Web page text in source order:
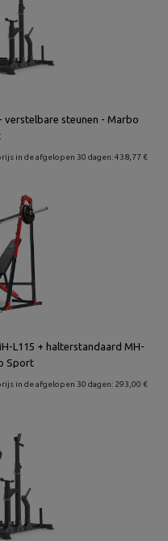
verstelbare steunen - Marbo
in de afgelopen 30 dagen: 438,77 €
L115 + halterstandaard MH-
Sport
in de afgelopen 30 dagen: 293,00 €